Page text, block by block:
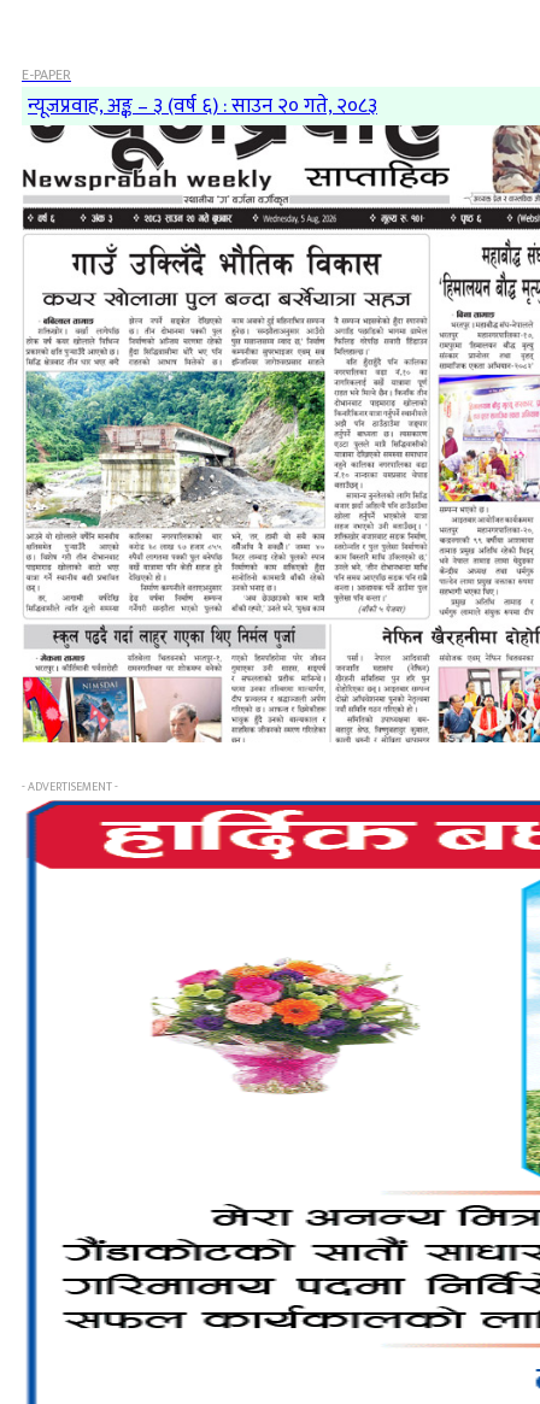
E-PAPER
न्यूजप्रवाह, अङ्क – ३ (वर्ष ६) : साउन २० गते, २०८३
- ADVERTISEMENT -